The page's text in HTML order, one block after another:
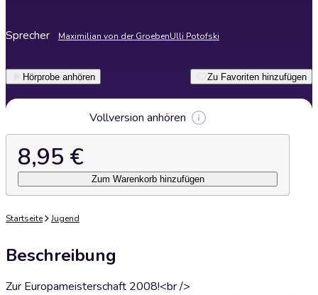
Sprecher Maximilian von der GroebenUlli Potofski
Hörprobe anhören Zu Favoriten hinzufügen
Vollversion anhören
8,95 €
Zum Warenkorb hinzufügen
Startseite Jugend
Beschreibung
Zur Europameisterschaft 2008!<br />